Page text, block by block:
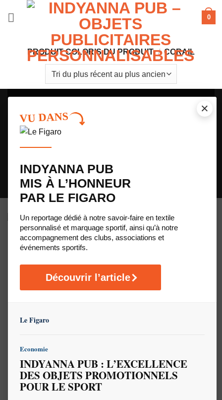
0
PRODUIT COLORIS DU PRODUIT / CORAIL
×
VU DANS
INDYANNA PUB
MIS À L’HONNEUR
PAR LE FIGARO
Un reportage dédié à notre savoir-faire en textile
personnalisé et marquage sportif, ainsi qu’à notre
accompagnement des clubs, associations et
événements sportifs.
Découvrir l’article
Le Figaro
Economie
INDYANNA PUB : L’EXCELLENCE
DES OBJETS PROMOTIONNELS
POUR LE SPORT
AUTRES. DEVENEZ VOTRE PROPRE
DESIGNER !
à Z : couleurs, motifs et logos. Votre imagination est la seule limite.
Je lance ma création 3D
CONFIGURATEUR 3DACTUALITE LE FIGARO
Sac à dos personnalisé
16 cm - 25 litres
16.66€ – 24.19€Plage
de
prix :
16.66 €
à
HT
REF : NA101
4.85€ – 9.90€Plage
HT